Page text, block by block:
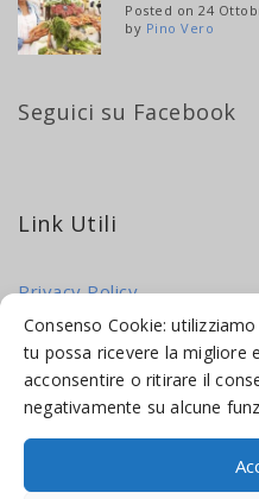
Consenso Cookie:
tu possa ricevere la migliore
acconsentire o ritirare il
negativamente su alcune
Posted on 24
by Pino Vero
Seguici su Facebook
Link Utili
Privacy Policy
Cookie Policy